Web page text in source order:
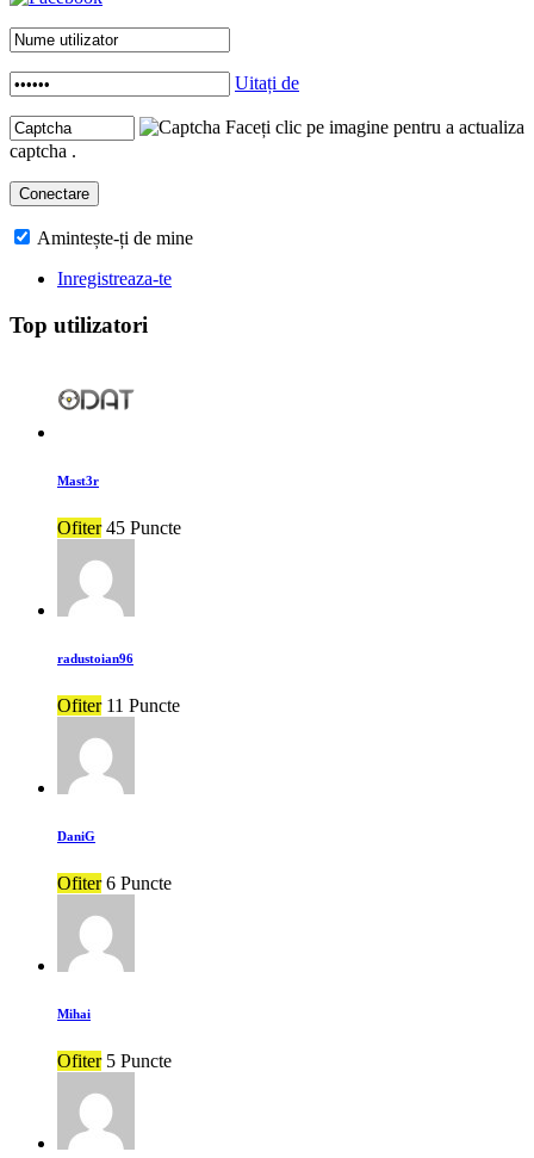
Uitați de
Faceți clic pe imagine pentru a actualiza
captcha .
Amintește-ți de mine
Inregistreaza-te
Top utilizatori
Mast3r
Ofiter 45 Puncte
radustoian96
Ofiter 11 Puncte
DaniG
Ofiter 6 Puncte
Mihai
Ofiter 5 Puncte